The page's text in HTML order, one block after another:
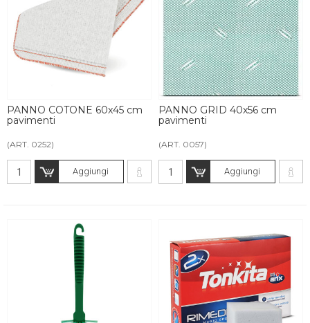
PANNO COTONE 60x45 cm
pavimenti
(ART. 0252)
Aggiungi
PANNO GRID 40x56 cm
pavimenti
(ART. 0057)
Aggiungi